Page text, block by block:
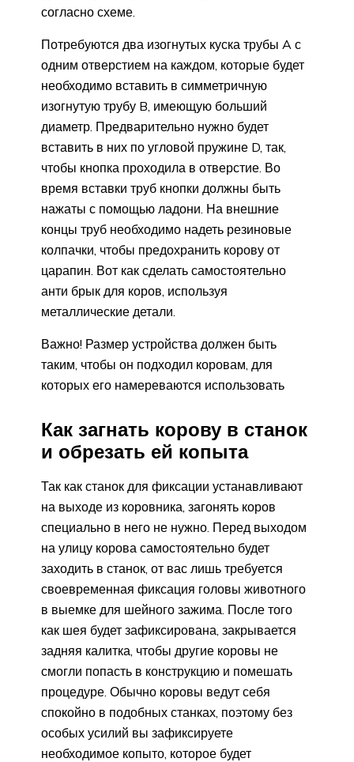
согласно схеме.
Потребуются два изогнутых куска трубы A с
одним отверстием на каждом, которые будет
необходимо вставить в симметричную
изогнутую трубу B, имеющую больший
диаметр. Предварительно нужно будет
вставить в них по угловой пружине D, так,
чтобы кнопка проходила в отверстие. Во
время вставки труб кнопки должны быть
нажаты с помощью ладони. На внешние
концы труб необходимо надеть резиновые
колпачки, чтобы предохранить корову от
царапин. Вот как сделать самостоятельно
анти брык для коров, используя
металлические детали.
Важно! Размер устройства должен быть
таким, чтобы он подходил коровам, для
которых его намереваются использовать
Как загнать корову в станок
и обрезать ей копыта
Так как станок для фиксации устанавливают
на выходе из коровника, загонять коров
специально в него не нужно. Перед выходом
на улицу корова самостоятельно будет
заходить в станок, от вас лишь требуется
своевременная фиксация головы животного
в выемке для шейного зажима. После того
как шея будет зафиксирована, закрывается
задняя калитка, чтобы другие коровы не
смогли попасть в конструкцию и помешать
процедуре. Обычно коровы ведут себя
спокойно в подобных станках, поэтому без
особых усилий вы зафиксируете
необходимое копыто, которое будет